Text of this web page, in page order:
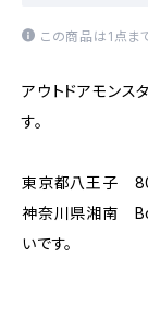
この商品は1点ま
アウトドアモンス
す。
東京都八王子
神奈川県湘南
いです。